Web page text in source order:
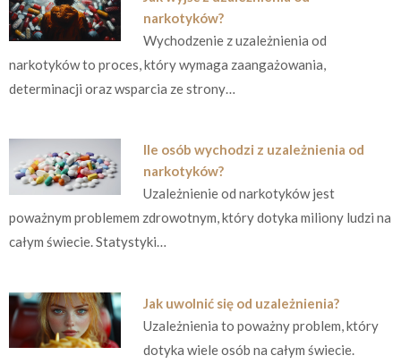
narkotyków?
Wychodzenie z uzależnienia od
narkotyków to proces, który wymaga zaangażowania,
determinacji oraz wsparcia ze strony…
Ile osób wychodzi z uzależnienia od
narkotyków?
Uzależnienie od narkotyków jest
poważnym problemem zdrowotnym, który dotyka miliony ludzi na
całym świecie. Statystyki…
Jak uwolnić się od uzależnienia?
Uzależnienia to poważny problem, który
dotyka wiele osób na całym świecie.